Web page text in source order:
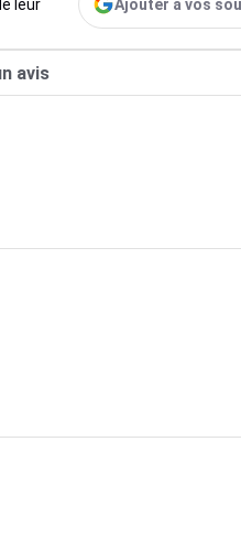
leur
Ajouter à vos
avis